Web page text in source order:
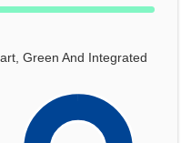
Green And Integrated